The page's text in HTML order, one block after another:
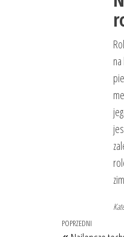
Nawigacja
Poprzedni
POPRZEDNI